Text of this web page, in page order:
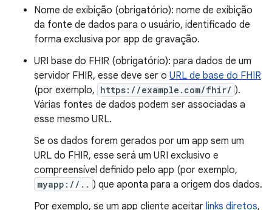
Nome de exibição (obrigatório): nome de exibição
da fonte de dados para o usuário, identificado de
forma exclusiva por app de gravação.
URI base do FHIR (obrigatório): para dados de um
servidor FHIR, esse deve ser o URL de base do FHIR
(por exemplo, https://example.com/fhir/ ).
Várias fontes de dados podem ser associadas a
esse mesmo URL.
Se os dados forem gerados por um app sem um
URL do FHIR, esse será um URI exclusivo e
compreensível definido pelo app (por exemplo,
myapp://.. ) que aponta para a origem dos dados.
Por exemplo, se um app cliente aceitar links diretos,